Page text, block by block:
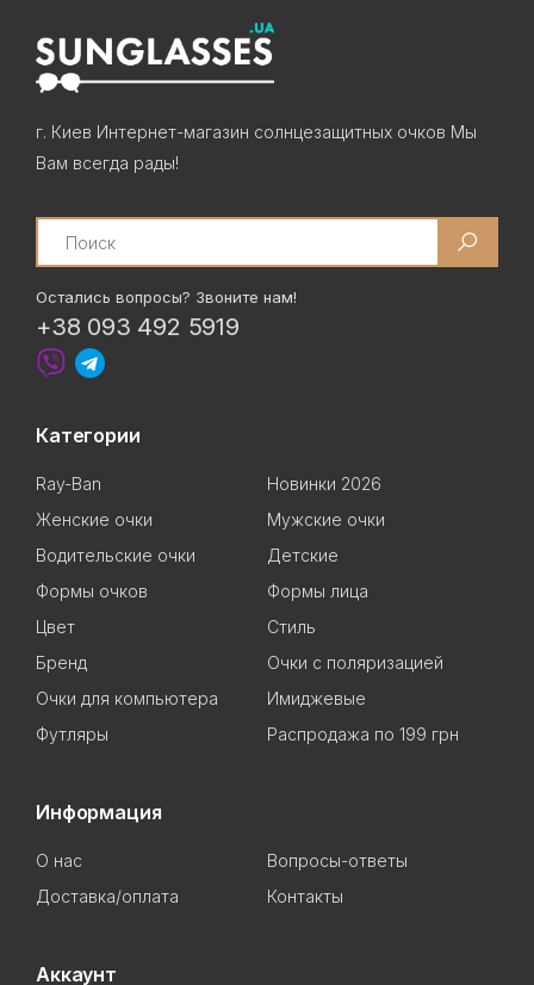
г. Киев Интернет-магазин солнцезащитных очков Мы
Вам всегда рады!
Search
Остались вопросы? Звоните нам!
+38 093 492 5919
Категории
Ray-Ban
Новинки 2026
Женские очки
Мужские очки
Водительские очки
Детские
Формы очков
Формы лица
Цвет
Стиль
Бренд
Очки с поляризацией
Очки для компьютера
Имиджевые
Футляры
Распродажа по 199 грн
Информация
О нас
Вопросы-ответы
Доставка/оплата
Контакты
Аккаунт